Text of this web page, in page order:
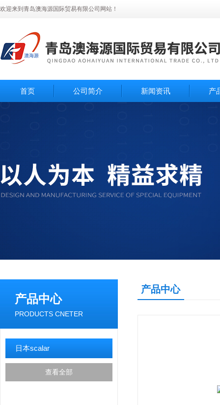
欢迎来到青岛澳海源国际贸易有限公司网站！
首页 公司简介 新闻资讯 产
产品中心
PRODUCTS CNETER
日本scalar
查看全部
产品中心